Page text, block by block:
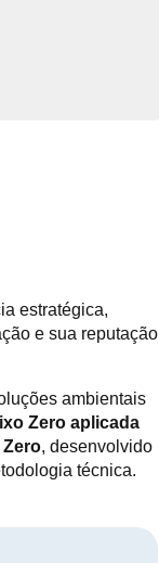
estratégica,
e sua reputação
ambientais
Zero aplicada
, desenvolvido
técnica.